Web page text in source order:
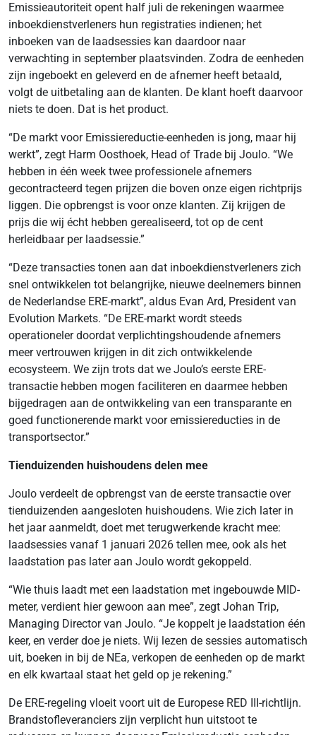
Emissieautoriteit opent half juli de rekeningen waarmee
inboekdienstverleners hun registraties indienen; het
inboeken van de laadsessies kan daardoor naar
verwachting in september plaatsvinden. Zodra de eenheden
zijn ingeboekt en geleverd en de afnemer heeft betaald,
volgt de uitbetaling aan de klanten. De klant hoeft daarvoor
niets te doen. Dat is het product.
“De markt voor Emissiereductie-eenheden is jong, maar hij
werkt”, zegt Harm Oosthoek, Head of Trade bij Joulo. “We
hebben in één week twee professionele afnemers
gecontracteerd tegen prijzen die boven onze eigen richtprijs
liggen. Die opbrengst is voor onze klanten. Zij krijgen de
prijs die wij écht hebben gerealiseerd, tot op de cent
herleidbaar per laadsessie.”
“Deze transacties tonen aan dat inboekdienstverleners zich
snel ontwikkelen tot belangrijke, nieuwe deelnemers binnen
de Nederlandse ERE-markt”, aldus Evan Ard, President van
Evolution Markets. “De ERE-markt wordt steeds
operationeler doordat verplichtingshoudende afnemers
meer vertrouwen krijgen in dit zich ontwikkelende
ecosysteem. We zijn trots dat we Joulo’s eerste ERE-
transactie hebben mogen faciliteren en daarmee hebben
bijgedragen aan de ontwikkeling van een transparante en
goed functionerende markt voor emissiereducties in de
transportsector.”
Tienduizenden huishoudens delen mee
Joulo verdeelt de opbrengst van de eerste transactie over
tienduizenden aangesloten huishoudens. Wie zich later in
het jaar aanmeldt, doet met terugwerkende kracht mee:
laadsessies vanaf 1 januari 2026 tellen mee, ook als het
laadstation pas later aan Joulo wordt gekoppeld.
“Wie thuis laadt met een laadstation met ingebouwde MID-
meter, verdient hier gewoon aan mee”, zegt Johan Trip,
Managing Director van Joulo. “Je koppelt je laadstation één
keer, en verder doe je niets. Wij lezen de sessies automatisch
uit, boeken in bij de NEa, verkopen de eenheden op de markt
en elk kwartaal staat het geld op je rekening.”
De ERE-regeling vloeit voort uit de Europese RED III-richtlijn.
Brandstofleveranciers zijn verplicht hun uitstoot te